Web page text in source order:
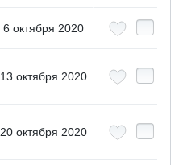
6 октября 2020
13 октября 2020
20 октября 2020